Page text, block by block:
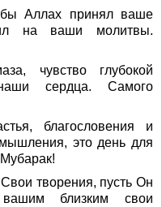
Аллах принял ваше
на ваши молитвы.
чувство глубокой
сердца. Самого
благословения и
это день для
творения, пусть Он
близким свои